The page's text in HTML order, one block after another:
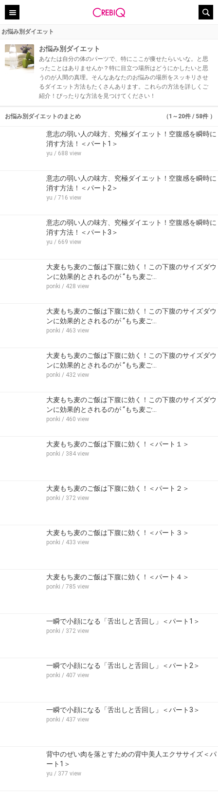
お悩み別ダイエット
お悩み別ダイエット
あなたは自分の体のパーツで、特にここが痩せたらいいな。と思
ったことはありませんか？特に目立つ場所はどうにかしたいと思
うのが人間の真理。そんなあなたのお悩みの場所をスッキリさせ
るダイエット方法もたくさんあります。これらの方法を詳しくご
紹介！ぴったりな方法を見つけてください！
お悩み別ダイエットのまとめ （1～20件 / 58件 ）
意志の弱い人の味方、究極ダイエット！空腹感を瞬時に
消す方法！＜パート1＞
yu / 688 view
意志の弱い人の味方、究極ダイエット！空腹感を瞬時に
消す方法！＜パート2＞
yu / 716 view
意志の弱い人の味方、究極ダイエット！空腹感を瞬時に
消す方法！＜パート3＞
yu / 669 view
大麦もち麦のご飯は下腹に効く！この下腹のサイズダウ
ンに効果的とされるのが “もち麦ご…
ponki / 428 view
大麦もち麦のご飯は下腹に効く！この下腹のサイズダウ
ンに効果的とされるのが “もち麦ご…
ponki / 463 view
大麦もち麦のご飯は下腹に効く！この下腹のサイズダウ
ンに効果的とされるのが “もち麦ご…
ponki / 432 view
大麦もち麦のご飯は下腹に効く！この下腹のサイズダウ
ンに効果的とされるのが “もち麦ご…
ponki / 460 view
大麦もち麦のご飯は下腹に効く！＜パート１＞
ponki / 384 view
大麦もち麦のご飯は下腹に効く！＜パート２＞
ponki / 372 view
大麦もち麦のご飯は下腹に効く！＜パート３＞
ponki / 433 view
大麦もち麦のご飯は下腹に効く！＜パート４＞
ponki / 785 view
一瞬で小顔になる「舌出しと舌回し」＜パート1＞
ponki / 372 view
一瞬で小顔になる「舌出しと舌回し」＜パート2＞
ponki / 407 view
一瞬で小顔になる「舌出しと舌回し」＜パート3＞
ponki / 437 view
背中のぜい肉を落とすための背中美人エクササイズ＜パ
ート1＞
yu / 377 view